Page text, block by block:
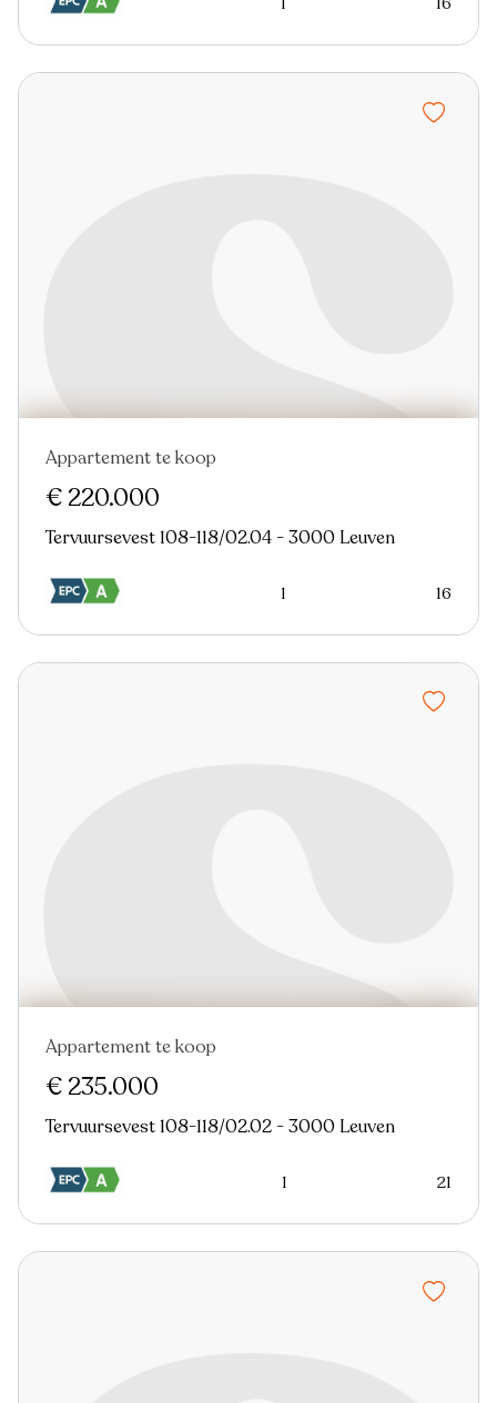
Appartement te koop
€ 220.000
Tervuursevest 108-118/02.04 - 3000 Leuven
1 16
Appartement te koop
€ 235.000
Tervuursevest 108-118/02.02 - 3000 Leuven
1 21